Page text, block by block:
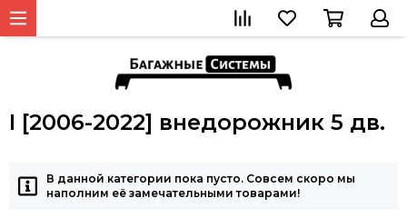
I [2006-2022] внедорожник 5 дв.
В данной категории пока пусто. Совсем скоро мы
наполним её замечательными товарами!